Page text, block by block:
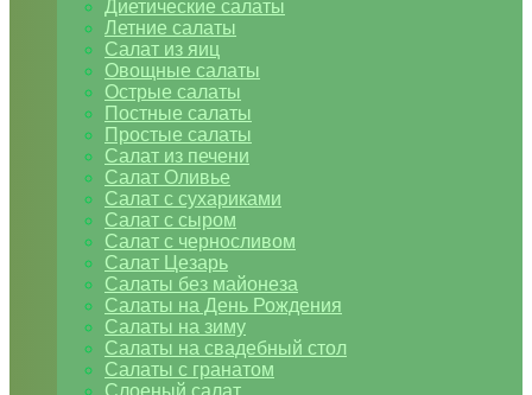
Диетические салаты
Летние салаты
Салат из яиц
Овощные салаты
Острые салаты
Постные салаты
Простые салаты
Салат из печени
Салат Оливье
Салат с сухариками
Салат с сыром
Салат с черносливом
Салат Цезарь
Салаты без майонеза
Салаты на День Рождения
Салаты на зиму
Салаты на свадебный стол
Салаты с гранатом
Слоеный салат